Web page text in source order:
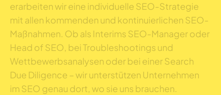
erarbeiten wir eine individuelle SEO-Strategie
mit allen kommenden und kontinuierlichen SEO-
Maßnahmen. Ob als Interims SEO-Manager oder
Head of SEO, bei Troubleshootings und
Wettbewerbsanalysen oder bei einer Search
Due Diligence – wir unterstützen Unternehmen
im SEO genau dort, wo sie uns brauchen.